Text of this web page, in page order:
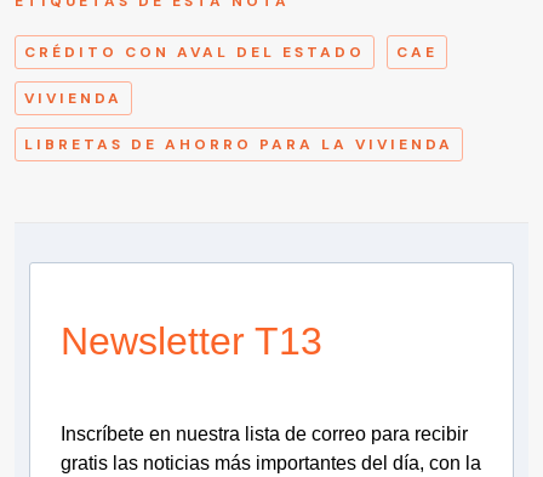
CRÉDITO CON AVAL DEL ESTADO CAE
VIVIENDA
LIBRETAS DE AHORRO PARA LA VIVIENDA
Newsletter T13
Inscríbete en nuestra lista de correo para recibir
gratis las noticias más importantes del día, con la